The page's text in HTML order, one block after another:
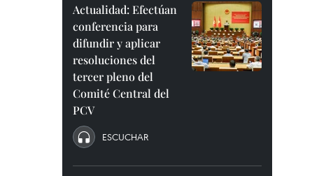
Actualidad: Efectúan
conferencia para
difundir y aplicar
resoluciones del
tercer pleno del
Comité Central del
PCV
ESCUCHAR